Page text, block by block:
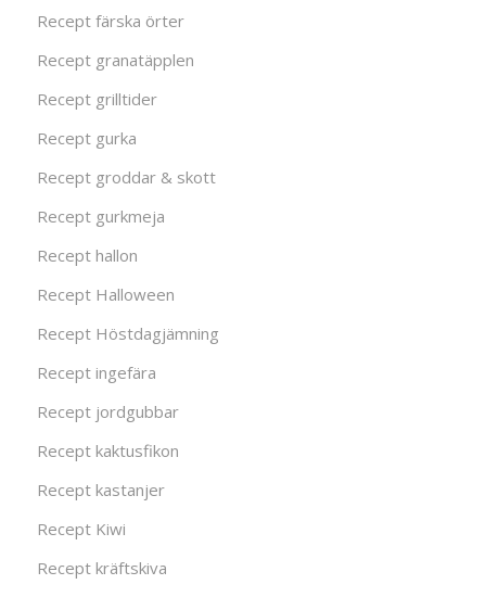
Recept färska örter
Recept granatäpplen
Recept grilltider
Recept gurka
Recept groddar & skott
Recept gurkmeja
Recept hallon
Recept Halloween
Recept Höstdagjämning
Recept ingefära
Recept jordgubbar
Recept kaktusfikon
Recept kastanjer
Recept Kiwi
Recept kräftskiva